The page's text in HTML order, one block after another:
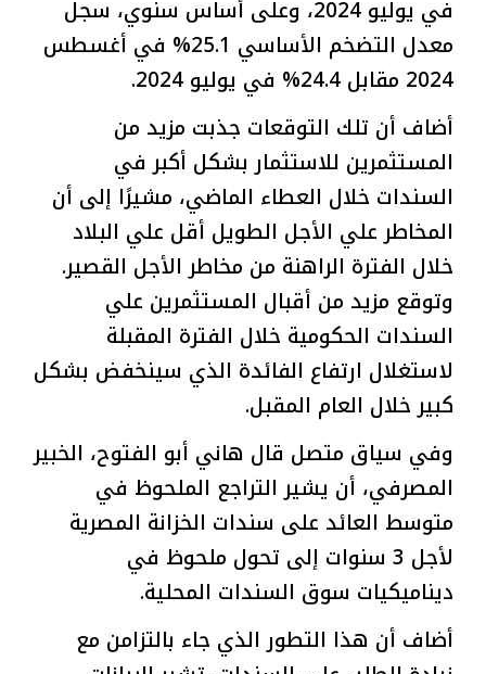
في يوليو 2024، وعلى أساس سنوي، سجل
معدل التضخم الأساسي 25.1% في أغسطس
2024 مقابل 24.4% في يوليو 2024.
أضاف أن تلك التوقعات جذبت مزيد من
المستثمرين للاستثمار بشكل أكبر في
السندات خلال العطاء الماضي، مشيرًا إلى أن
المخاطر علي الأجل الطويل أقل علي البلاد
خلال الفترة الراهنة من مخاطر الأجل القصير.
وتوقع مزيد من أقبال المستثمرين علي
السندات الحكومية خلال الفترة المقبلة
لاستغلال ارتفاع الفائدة الذي سينخفض بشكل
كبير خلال العام المقبل.
وفي سياق متصل قال هاني أبو الفتوح، الخبير
المصرفي، أن يشير التراجع الملحوظ في
متوسط العائد على سندات الخزانة المصرية
لأجل 3 سنوات إلى تحول ملحوظ في
ديناميكيات سوق السندات المحلية.
أضاف أن هذا التطور الذي جاء بالتزامن مع